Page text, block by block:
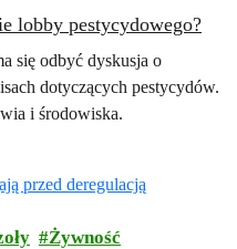
lobby pestycydowego?
się odbyć dyskusja o
dotyczących pestycydów.
i środowiska.
Żywność